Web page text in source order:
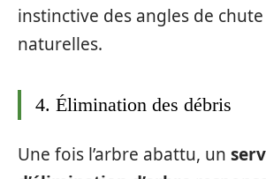
instinctive des angles de
naturelles.
4. Élimination des débris
Une fois l’arbre abattu, un